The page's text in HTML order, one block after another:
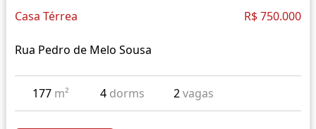
Casa Térrea R$ 750.000
Rua Pedro de Melo Sousa
177 m² 4 dorms 2vagas